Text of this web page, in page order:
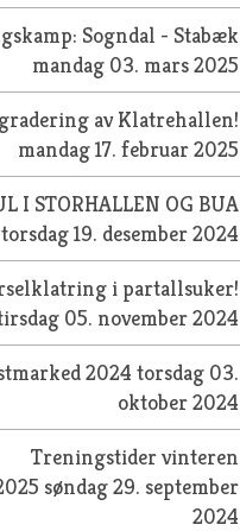
Sogndal - Stabæk
mandag 03. mars 2025
av Klatrehallen!
mandag 17. februar 2025
I STORHALLEN OG BUA
torsdag 19. desember 2024
i partallsuker!
05. november 2024
2024torsdag 03.
oktober 2024
Treningstider vinteren
søndag 29. september
2024